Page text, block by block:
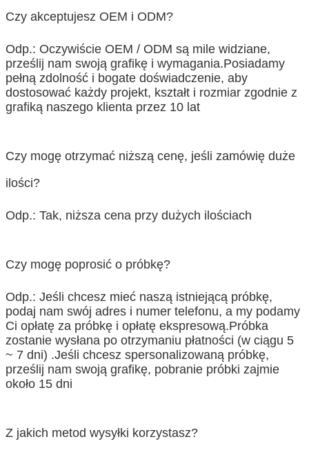
Czy akceptujesz OEM i ODM?
Odp.: Oczywiście OEM / ODM są mile widziane,
prześlij nam swoją grafikę i wymagania.Posiadamy
pełną zdolność i bogate doświadczenie, aby
dostosować każdy projekt, kształt i rozmiar zgodnie z
grafiką naszego klienta przez 10 lat
Czy mogę otrzymać niższą cenę, jeśli zamówię duże
ilości?
Odp.: Tak, niższa cena przy dużych ilościach
Czy mogę poprosić o próbkę?
Odp.: Jeśli chcesz mieć naszą istniejącą próbkę,
podaj nam swój adres i numer telefonu, a my podamy
Ci opłatę za próbkę i opłatę ekspresową.Próbka
zostanie wysłana po otrzymaniu płatności (w ciągu 5
~ 7 dni) .Jeśli chcesz spersonalizowaną próbkę,
prześlij nam swoją grafikę, pobranie próbki zajmie
około 15 dni
Z jakich metod wysyłki korzystasz?